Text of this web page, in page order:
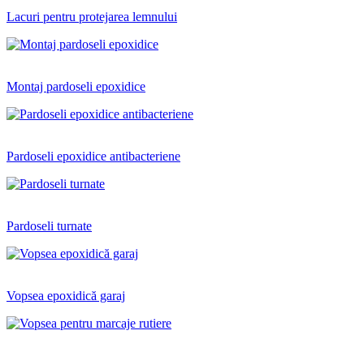
Lacuri pentru protejarea lemnului
Montaj pardoseli epoxidice
Pardoseli epoxidice antibacteriene
Pardoseli turnate
Vopsea epoxidică garaj